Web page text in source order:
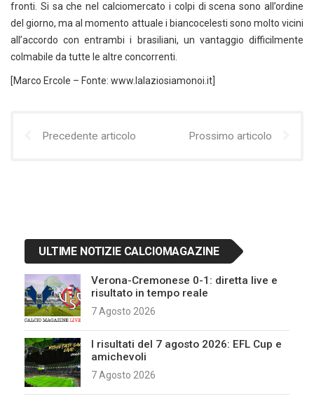
fronti. Si sa che nel calciomercato i colpi di scena sono all’ordine
del giorno, ma al momento attuale i biancocelesti sono molto vicini
all’accordo con entrambi i brasiliani, un vantaggio difficilmente
colmabile da tutte le altre concorrenti.
[Marco Ercole – Fonte: www.lalaziosiamonoi.it]
Precedente articolo Prossimo articolo
ULTIME NOTIZIE CALCIOMAGAZINE
Verona-Cremonese 0-1: diretta live e
risultato in tempo reale
7 Agosto 2026
I risultati del 7 agosto 2026: EFL Cup e
amichevoli
7 Agosto 2026